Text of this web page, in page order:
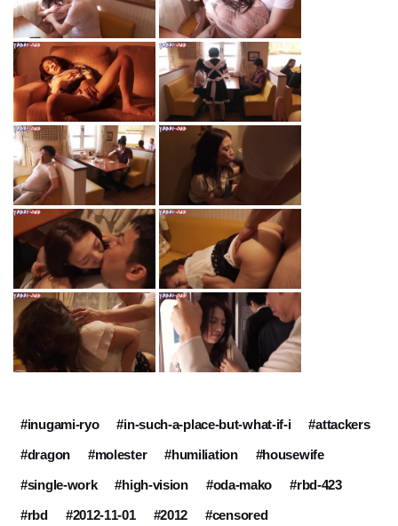
#inugami-ryo #in-such-a-place-but-what-if-i
#attackers
#dragon
#molester #humiliation
#housewife
#single-work
#high-vision #oda-mako
#rbd-423
#rbd
#2012-11-01 #2012 #censored